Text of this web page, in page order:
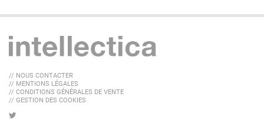
// NOUS CONTACTER
// MENTIONS LÉGALES
// CONDITIONS GÉNÉRALES DE VENTE
// GESTION DES COOKIES